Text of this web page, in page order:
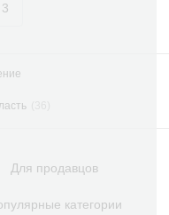
3
Для продавцов
категории